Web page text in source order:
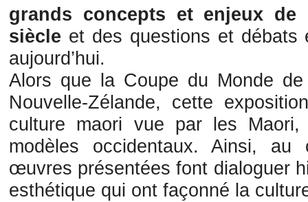
grands concepts et enjeux
siècle et des questions et débats
aujourd’hui.
Alors que la Coupe du Monde
Nouvelle-Zélande, cette
culture maori vue par les
modèles occidentaux. Ainsi,
œuvres présentées font dialoguer
esthétique qui ont façonné la